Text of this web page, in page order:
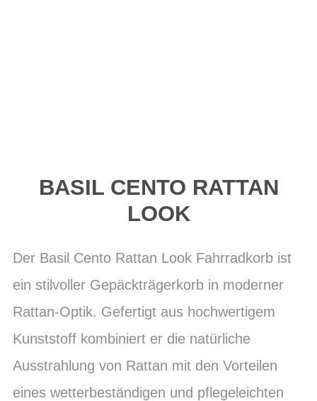
BASIL CENTO RATTAN
LOOK
Der Basil Cento Rattan Look Fahrradkorb ist
ein stilvoller Gepäckträgerkorb in moderner
Rattan-Optik. Gefertigt aus hochwertigem
Kunststoff kombiniert er die natürliche
Ausstrahlung von Rattan mit den Vorteilen
eines wetterbeständigen und pflegeleichten